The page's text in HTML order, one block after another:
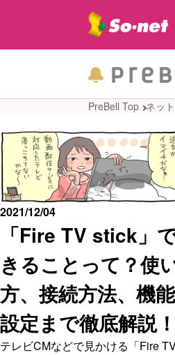
PreBell Top ネッ
「Fire TV stick」
きることって？使
方、接続方法、機
設定まで徹底解説！
2021/12/04
テレビCMなどで見かける「Fire